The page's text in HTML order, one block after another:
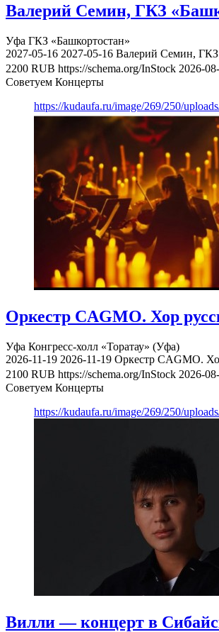
Валерий Семин, ГКЗ
Уфа ГКЗ «Башкортостан»
2027-05-16 2027-05-16 Валерий Семин,
2200 RUB https://schema.org/InStock 2026-
Советуем Концерты
https://kudaufa.ru/image/269/250/
Оркестр CAGMO. Хор
Уфа Конгресс-холл «Торатау» (Уфа)
2026-11-19 2026-11-19 Оркестр CAGMO.
2100 RUB https://schema.org/InStock 2026-
Советуем Концерты
https://kudaufa.ru/image/269/250/
Вилли — концерт в